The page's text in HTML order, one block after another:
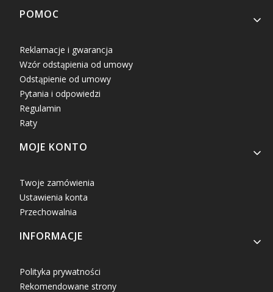
Linki w stopce
POMOC
Reklamacje i gwarancja
Wzór odstąpienia od umowy
Odstąpienie od umowy
Pytania i odpowiedzi
Regulamin
Raty
MOJE KONTO
Twoje zamówienia
Ustawienia konta
Przechowalnia
INFORMACJE
Polityka prywatności
Rekomendowane strony